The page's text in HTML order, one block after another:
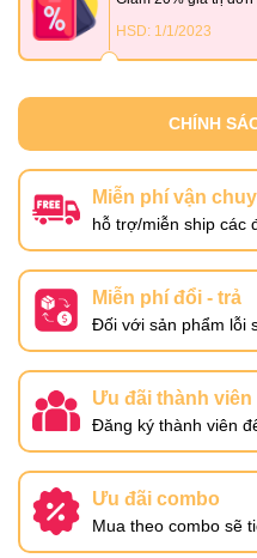
HSD: 1/1/2023
CHÍNH
Miễn phí vận
hỗ trợ/miễn ship các
Miễn phí đổi - trả
Đối với sản phẩm lỗi
Ưu đãi thành viên
Đăng ký thành viên
Ưu đãi combo
Mua theo combo sẽ